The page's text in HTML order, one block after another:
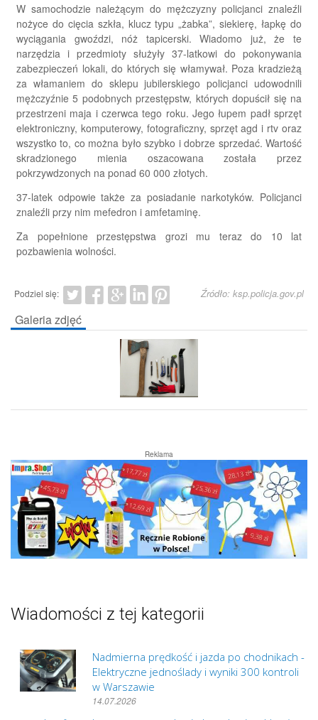
W samochodzie należącym do mężczyzny policjanci znaleźli
nożyce do cięcia szkła, klucz typu „żabka”, siekierę, łapkę do
wyciągania gwoździ, nóż tapicerski. Wiadomo już, że te
narzędzia i przedmioty służyły 37-latkowi do pokonywania
zabezpieczeń lokali, do których się włamywał. Poza kradzieżą
za włamaniem do sklepu jubilerskiego policjanci udowodnili
mężczyźnie 5 podobnych przestępstw, których dopuścił się na
przestrzeni maja i czerwca tego roku. Jego łupem padł sprzęt
elektroniczny, komputerowy, fotograficzny, sprzęt agd i rtv oraz
wszystko to, co można było szybko i dobrze sprzedać. Wartość
skradzionego mienia oszacowana została przez
pokrzywdzonych na ponad 60 000 złotych.
37-latek odpowie także za posiadanie narkotyków. Policjanci
znaleźli przy nim mefedron i amfetaminę.
Za popełnione przestępstwa grozi mu teraz do 10 lat
pozbawienia wolności.
Podziel się: Źródło: ksp.policja.gov.pl
Galeria zdjęć
Reklama
Wiadomości z tej kategorii
Nadmierna prędkość i jazda po chodnikach -
Elektryczne jednoślady i wyniki 300 kontroli
w Warszawie
14.07.2026